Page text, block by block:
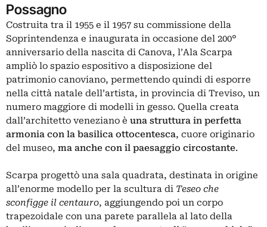
Possagno
Costruita tra il 1955 e il 1957 su commissione della
Soprintendenza e inaugurata in occasione del 200°
anniversario della nascita di Canova, l’Ala Scarpa
ampliò lo spazio espositivo a disposizione del
patrimonio canoviano, permettendo quindi di esporre
nella città natale dell’artista, in provincia di Treviso, un
numero maggiore di modelli in gesso. Quella creata
dall’architetto veneziano è una struttura in perfetta
armonia con la basilica ottocentesca, cuore originario
del museo, ma anche con il paesaggio circostante.
Scarpa progettò una sala quadrata, destinata in origine
all’enorme modello per la scultura di Teseo che
sconfigge il centauro, aggiungendo poi un corpo
trapezoidale con una parete parallela al lato della